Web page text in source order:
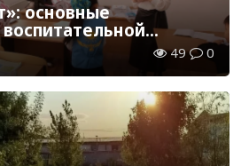
основные
учебном году
49 0